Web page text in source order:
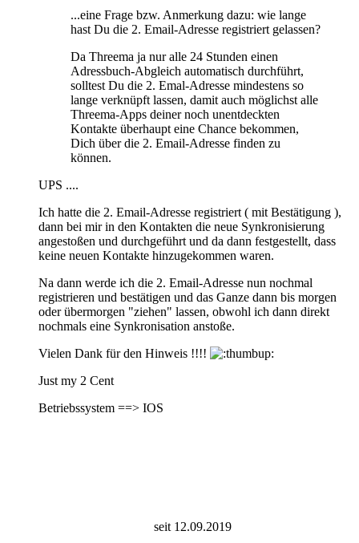
...eine Frage bzw. Anmerkung dazu: wie lange
hast Du die 2. Email-Adresse registriert gelassen?
Da Threema ja nur alle 24 Stunden einen
Adressbuch-Abgleich automatisch durchführt,
solltest Du die 2. Emal-Adresse mindestens so
lange verknüpft lassen, damit auch möglichst alle
Threema-Apps deiner noch unentdeckten
Kontakte überhaupt eine Chance bekommen,
Dich über die 2. Email-Adresse finden zu
können.
UPS ....
Ich hatte die 2. Email-Adresse registriert ( mit Bestätigung ),
dann bei mir in den Kontakten die neue Synkronisierung
angestoßen und durchgeführt und da dann festgestellt, dass
keine neuen Kontakte hinzugekommen waren.
Na dann werde ich die 2. Email-Adresse nun nochmal
registrieren und bestätigen und das Ganze dann bis morgen
oder übermorgen "ziehen" lassen, obwohl ich dann direkt
nochmals eine Synkronisation anstoße.
Vielen Dank für den Hinweis !!!!
Just my 2 Cent
Betriebssystem ==> IOS
seit 12.09.2019